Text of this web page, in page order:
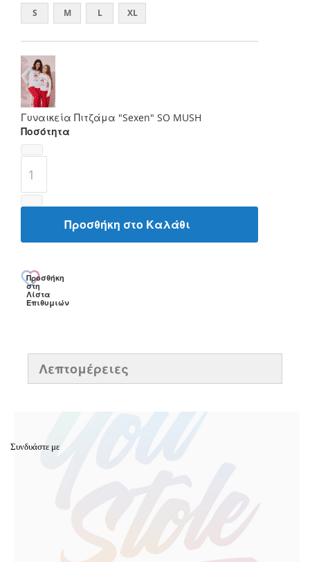
S M L XL
Γυναικεία Πιτζάμα "Sexen" SO MUSH
Ποσότητα
Προσθήκη στο Καλάθι
Προσθήκη
στη
Λίστα
Επιθυμιών
Λεπτομέρειες
Συνδυάστε με